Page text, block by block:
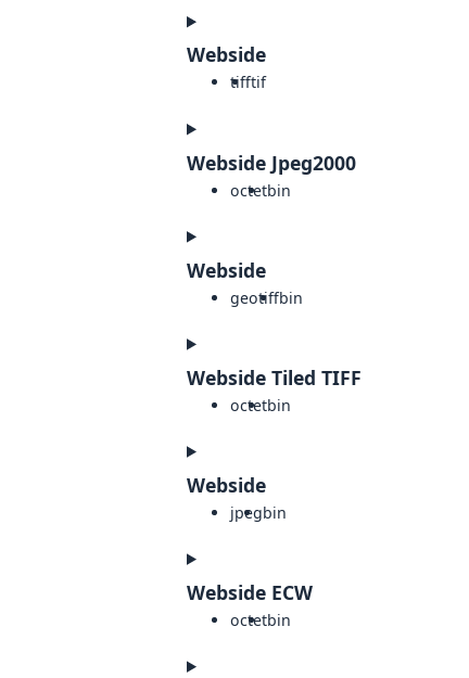
Webside
tifftif
Webside Jpeg2000
octetbin
Webside
geotiffbin
Webside Tiled TIFF
octetbin
Webside
jpegbin
Webside ECW
octetbin